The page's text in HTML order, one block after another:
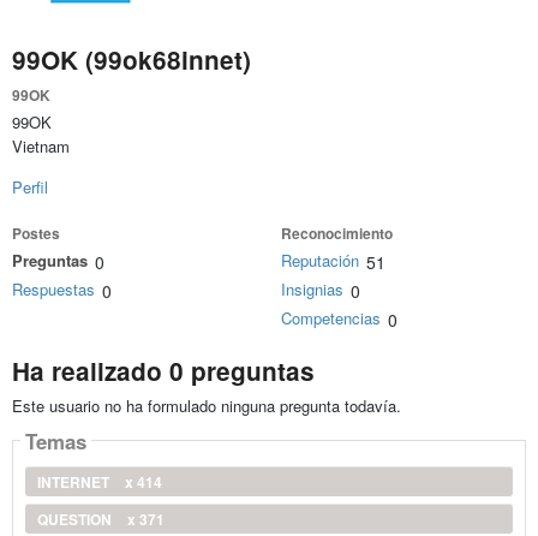
99OK (99ok68innet)
99OK
99OK
Vietnam
Perfil
Postes
Preguntas 0
Respuestas 0
Reconocimiento
Reputación 51
Insignias 0
Competencias 0
Ha realizado 0 preguntas
Este usuario no ha formulado ninguna pregunta todavía.
Temas
INTERNET
x 414
QUESTION
x 371